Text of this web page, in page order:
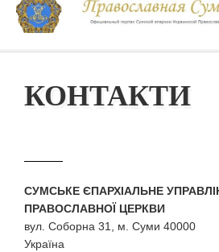
КОНТАКТИ
СУМСЬКЕ ЄПАРХІАЛЬНЕ
ПРАВОСЛАВНОЇ ЦЕРКВИ
вул. Соборна 31, м. Суми 40000